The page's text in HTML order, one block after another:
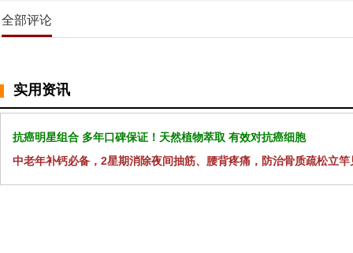
全部评论
实用资讯
抗癌明星组合 多年口碑保证！天然植物萃取 有效对抗癌细胞
中老年补钙必备，2星期消除夜间抽筋、腰背疼痛，防治骨质疏松立竿